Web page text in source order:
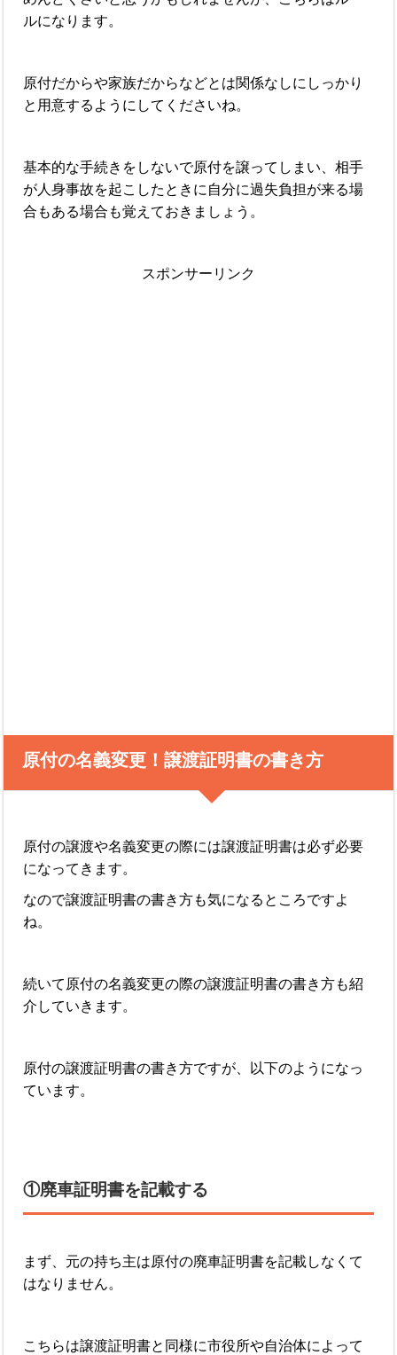
ルになります。
原付だからや家族だからなどとは関係なしにしっかり
と用意するようにしてくださいね。
基本的な手続きをしないで原付を譲ってしまい、相手
が人身事故を起こしたときに自分に過失負担が来る場
合もある場合も覚えておきましょう。
スポンサーリンク
原付の名義変更！譲渡証明書の書き方
原付の譲渡や名義変更の際には譲渡証明書は必ず必要
になってきます。
なので譲渡証明書の書き方も気になるところですよ
ね。
続いて原付の名義変更の際の譲渡証明書の書き方も紹
介していきます。
原付の譲渡証明書の書き方ですが、以下のようになっ
ています。
①廃車証明書を記載する
まず、元の持ち主は原付の廃車証明書を記載しなくて
はなりません。
こちらは譲渡証明書と同様に市役所や自治体によって